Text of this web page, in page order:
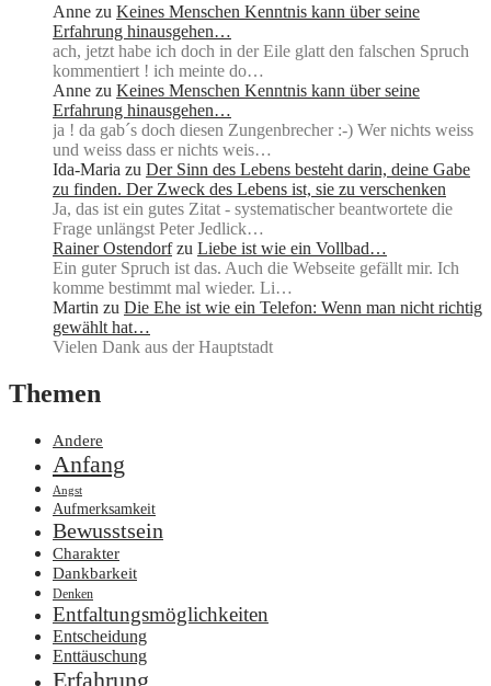
Anne zu Keines Menschen Kenntnis kann über seine
Erfahrung hinausgehen…
ach, jetzt habe ich doch in der Eile glatt den falschen Spruch
kommentiert ! ich meinte do…
Anne zu Keines Menschen Kenntnis kann über seine
Erfahrung hinausgehen…
ja ! da gab´s doch diesen Zungenbrecher :-) Wer nichts weiss
und weiss dass er nichts weis…
Ida-Maria zu Der Sinn des Lebens besteht darin, deine Gabe
zu finden. Der Zweck des Lebens ist, sie zu verschenken
Ja, das ist ein gutes Zitat - systematischer beantwortete die
Frage unlängst Peter Jedlick…
Rainer Ostendorf zu Liebe ist wie ein Vollbad…
Ein guter Spruch ist das. Auch die Webseite gefällt mir. Ich
komme bestimmt mal wieder. Li…
Martin zu Die Ehe ist wie ein Telefon: Wenn man nicht richtig
gewählt hat…
Vielen Dank aus der Hauptstadt
Themen
Andere
Anfang
Angst
Aufmerksamkeit
Bewusstsein
Charakter
Dankbarkeit
Denken
Entfaltungsmöglichkeiten
Entscheidung
Enttäuschung
Erfahrung